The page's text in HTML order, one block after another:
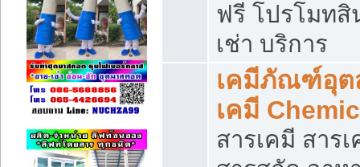
ฟรี โปรโมท
เช่า บริการ
เคมีภัณฑ์อุต
เคมี
สารเคมี สาร